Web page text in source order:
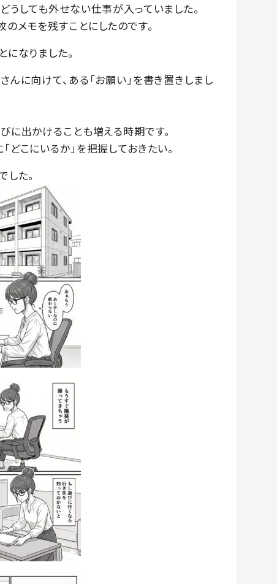
しても外せない仕事が入っていました。
メモを残すことにしたのです。
なりました。
に向けて、ある「お願い」を書き置きしまし
出かけることも増える時期です。
こにいるか」を把握しておきたい。
た。